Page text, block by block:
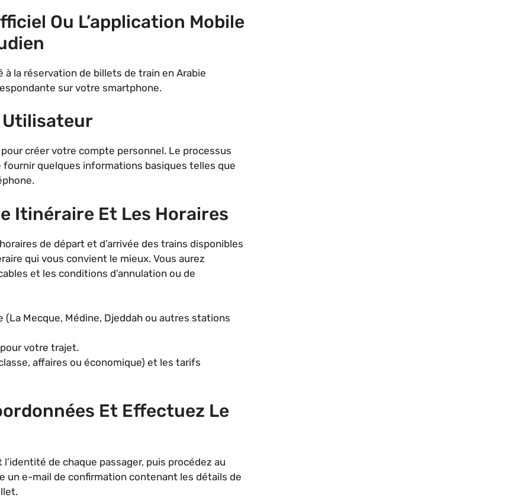
Ou L’application Mobile
la réservation de billets de train en Arabie
sur votre smartphone.
Utilisateur
créer votre compte personnel. Le processus
quelques informations basiques telles que
Itinéraire Et Les Horaires
de départ et d’arrivée des trains disponibles
qui vous convient le mieux. Vous aurez
et les conditions d’annulation ou de
(La Mecque, Médine, Djeddah ou autres stations
votre trajet.
affaires ou économique) et les tarifs
Et Effectuez Le
de chaque passager, puis procédez au
un e-mail de confirmation contenant les détails de